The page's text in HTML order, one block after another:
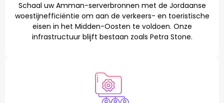
Schaal uw Amman-serverbronnen met de Jordaanse
woestijnefficiëntie om aan de verkeers- en toeristische
eisen in het Midden-Oosten te voldoen. Onze
infrastructuur blijft bestaan zoals Petra Stone.